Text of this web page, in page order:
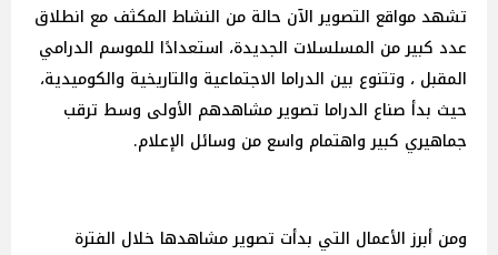
تشهد مواقع التصوير الآن حالة من النشاط المكثف مع انطلاق
عدد كبير من المسلسلات الجديدة، استعدادًا للموسم الدرامي
المقبل ، وتتنوع بين الدراما الاجتماعية والتاريخية والكوميدية،
حيث بدأ صناع الدراما تصوير مشاهدهم الأولى وسط ترقب
جماهيري كبير واهتمام واسع من وسائل الإعلام.
ومن أبرز الأعمال التي بدأت تصوير مشاهدها خلال الفترة